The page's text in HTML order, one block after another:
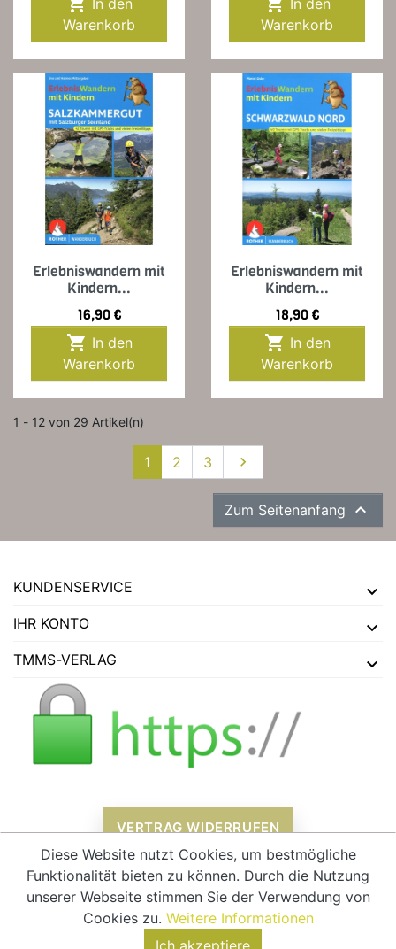
Warenkorb
Warenkorb
Erlebniswandern mit
Kindern...
Preis
16,90 €

Warenkorb
Erlebniswandern mit
Kindern...
Preis
18,90 €

Warenkorb
1 - 12 von 29 Artikel(n)
1 2 3 Weiter

Zum Seitenanfang 
KUNDENSERVICE
IHR KONTO
TMMS-VERLAG
VERTRAG WIDERRUFEN
Alle Preise verstehen sich inklusive Mehrwertsteuer und zzgl.
Versandkosten
Diese Website nutzt Cookies, um bestmögliche
Funktionalität bieten zu können. Durch die Nutzung
unserer Webseite stimmen Sie der Verwendung von
Cookies zu. Weitere Informationen
Ich akzeptiere